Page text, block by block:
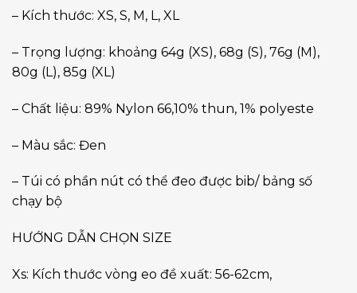
– Kích thước: XS, S, M, L, XL
– Trọng lượng: khoảng 64g (XS), 68g (S), 76g (M),
80g (L), 85g (XL)
– Chất liệu: 89% Nylon 66,10% thun, 1% polyeste
– Màu sắc: Đen
– Túi có phần nút có thể đeo được bib/ bảng số
chạy bộ
HƯỚNG DẪN CHỌN SIZE
Xs: Kích thước vòng eo đề xuất: 56-62cm,